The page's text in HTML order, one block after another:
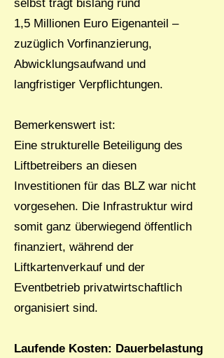
selbst trägt bislang rund
1,5 Millionen Euro Eigenanteil –
zuzüglich Vorfinanzierung,
Abwicklungsaufwand und
langfristiger Verpflichtungen.
Bemerkenswert ist:
Eine strukturelle Beteiligung des
Liftbetreibers an diesen
Investitionen für das BLZ war nicht
vorgesehen. Die Infrastruktur wird
somit ganz überwiegend öffentlich
finanziert, während der
Liftkartenverkauf und der
Eventbetrieb privatwirtschaftlich
organisiert sind.
Laufende Kosten: Dauerbelastung